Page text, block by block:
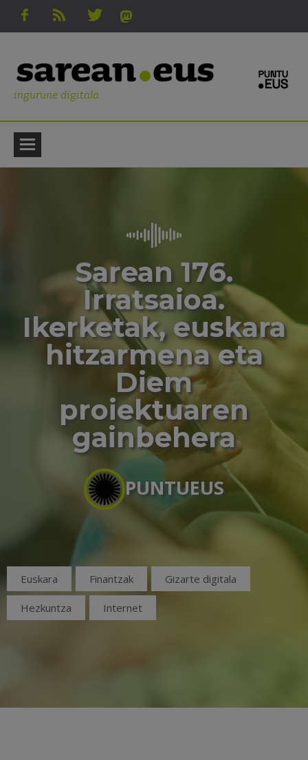
ingurune digitala
Sarean 176.
Irratsaioa.
Ikerketak, euskara
hitzarmena eta
Diem
proiektuaren
gainbehera
PUNTUEUS
Euskara Finantzak Gizarte digitala
Hezkuntza Internet